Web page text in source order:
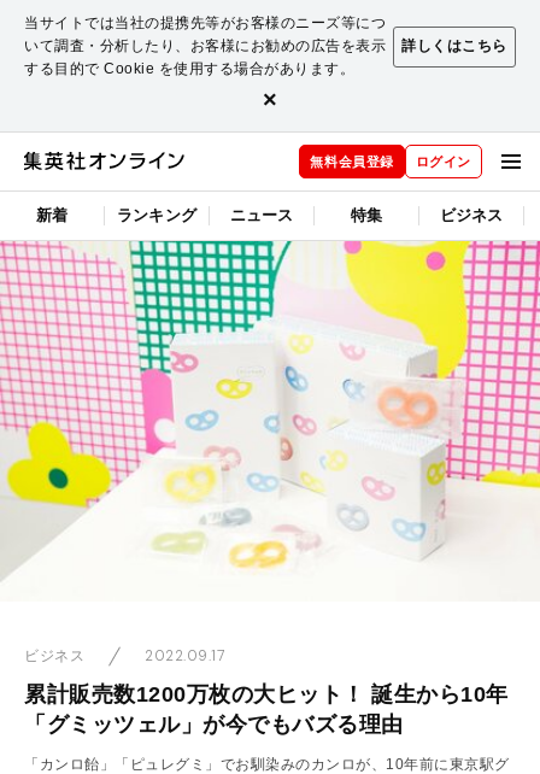
当サイトでは当社の提携先等がお客様のニーズ等につ
いて調査・分析したり、お客様にお勧めの広告を表示
する目的で Cookie を使用する場合があります。
詳しくはこちら
×
無料会員登録 ログイン
新着 ランキング ニュース 特集 ビジネス
ビジネス 2022.09.17
累計販売数1200万枚の大ヒット！ 誕生から10年
「グミッツェル」が今でもバズる理由
「カンロ飴」「ピュレグミ」でお馴染みのカンロが、10年前に東京駅グ